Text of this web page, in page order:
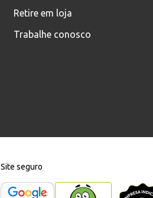
Retire em loja
Trabalhe conosco
Site seguro